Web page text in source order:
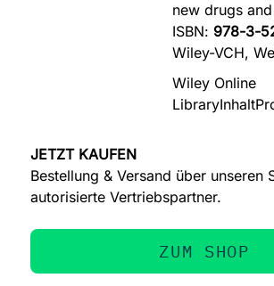
new drugs
ISBN: 978-3-
Wiley-VCH,
Wiley Online
LibraryInhalt
JETZT KAUFEN
Bestellung & Versand über unseren
autorisierte Vertriebspartner.
ZUM SHOP